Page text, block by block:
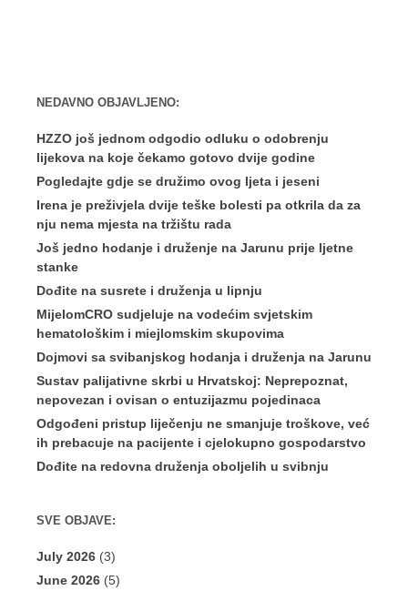
NEDAVNO OBJAVLJENO:
HZZO još jednom odgodio odluku o odobrenju
lijekova na koje čekamo gotovo dvije godine
Pogledajte gdje se družimo ovog ljeta i jeseni
Irena je preživjela dvije teške bolesti pa otkrila da za
nju nema mjesta na tržištu rada
Još jedno hodanje i druženje na Jarunu prije ljetne
stanke
Dođite na susrete i druženja u lipnju
MijelomCRO sudjeluje na vodećim svjetskim
hematološkim i miejlomskim skupovima
Dojmovi sa svibanjskog hodanja i druženja na Jarunu
Sustav palijativne skrbi u Hrvatskoj: Neprepoznat,
nepovezan i ovisan o entuzijazmu pojedinaca
Odgođeni pristup liječenju ne smanjuje troškove, već
ih prebacuje na pacijente i cjelokupno gospodarstvo
Dođite na redovna druženja oboljelih u svibnju
SVE OBJAVE:
July 2026 (3)
June 2026 (5)